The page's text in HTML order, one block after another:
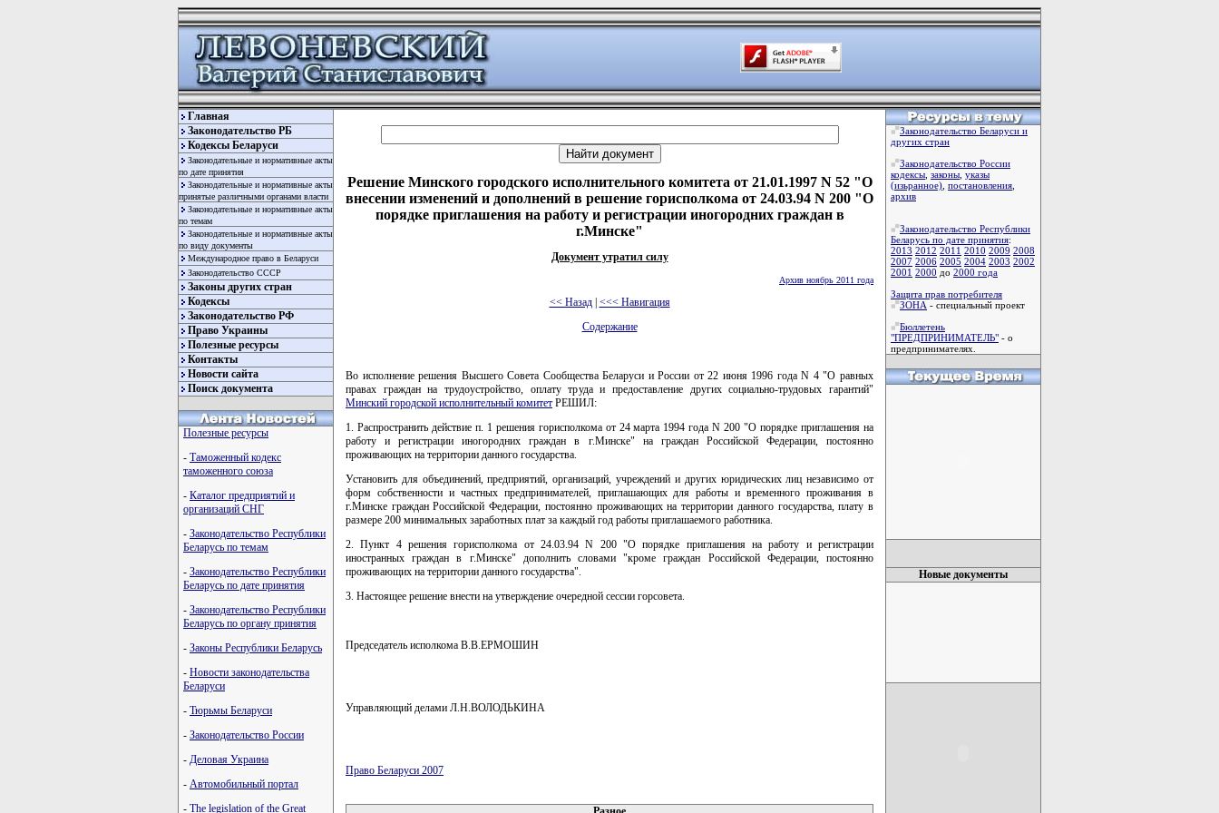
Главная
Законодательство РБ
Кодексы Беларуси
Законодательные и нормативные акты
по дате принятия
Законодательные и нормативные акты
принятые различными органами власти
Законодательные и нормативные акты
по темам
Законодательные и нормативные акты
по виду документы
Международное право в Беларуси
Законодательство СССР
Законы других стран
Кодексы
Законодательство РФ
Право Украины
Полезные ресурсы
Контакты
Новости сайта
Поиск документа
Полезные ресурсы
- Таможенный кодекс
таможенного союза
- Каталог предприятий и
организаций СНГ
- Законодательство Республики
Беларусь по темам
- Законодательство Республики
Беларусь по дате принятия
- Законодательство Республики
Беларусь по органу принятия
- Законы Республики Беларусь
- Новости законодательства
Беларуси
- Тюрьмы Беларуси
- Законодательство России
- Деловая Украина
- Автомобильный портал
- The legislation of the Great
Решение Минского городского исполнительного комитета от 21.01.1997 N 52 "О
внесении изменений и дополнений в решение горисполкома от 24.03.94 N 200 "О
порядке приглашения на работу и регистрации иногородних граждан в
г.Минске"
Документ утратил силу
Архив ноябрь 2011 года
<< Назад| <<< Навигация
Содержание
Во исполнение решения Высшего Совета Сообщества Беларуси и России от 22 июня 1996 года N 4 "О равных
правах граждан на трудоустройство, оплату труда и предоставление других социально-трудовых гарантий"
Минский городской исполнительный комитет РЕШИЛ:
1. Распространить действие п. 1 решения горисполкома от 24 марта 1994 года N 200 "О порядке приглашения на
работу и регистрации иногородних граждан в г.Минске" на граждан Российской Федерации, постоянно
проживающих на территории данного государства.
Установить для объединений, предприятий, организаций, учреждений и других юридических лиц независимо от
форм собственности и частных предпринимателей, приглашающих для работы и временного проживания в
г.Минске граждан Российской Федерации, постоянно проживающих на территории данного государства, плату в
размере 200 минимальных заработных плат за каждый год работы приглашаемого работника.
2. Пункт 4 решения горисполкома от 24.03.94 N 200 "О порядке приглашения на работу и регистрации
иностранных граждан в г.Минске" дополнить словами "кроме граждан Российской Федерации, постоянно
проживающих на территории данного государства".
3. Настоящее решение внести на утверждение очередной сессии горсовета.
Председатель исполкома В.В.ЕРМОШИН
Управляющий делами Л.Н.ВОЛОДЬКИНА
Право Беларуси 2007
Законодательство Беларуси и
других стран
Законодательство России
кодексы законы указы
(изьранное) постановления
архив
Законодательство Республики
Беларусь по дате принятия:
2013 2012 2011 2010 2009 2008
2007 2006 2005 2004 2003 2002
2001 2000 до 2000 года
Защита прав потребителя
ЗОНА - специальный проект
Бюллетень
"ПРЕДПРИНИМАТЕЛЬ" - о
предпринимателях.
Новые документы